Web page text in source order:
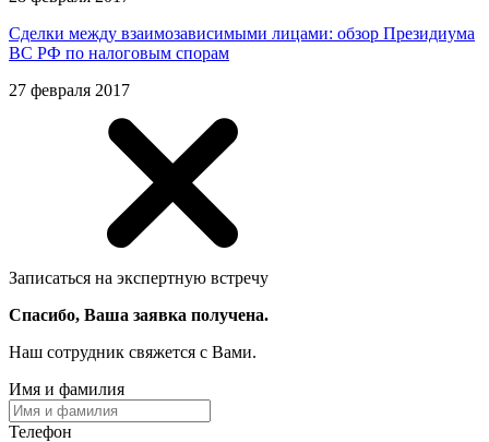
Сделки между взаимозависимыми лицами: обзор Президиума
ВС РФ по налоговым спорам
27 февраля 2017
Записаться на экспертную встречу
Спасибо, Ваша заявка получена.
Наш сотрудник свяжется с Вами.
Имя и фамилия
Телефон